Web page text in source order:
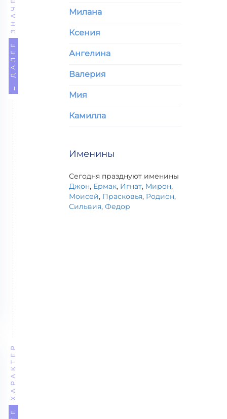
← ДАЛЕЕ
ХАРАКТЕР
Милана
Ксения
Ангелина
Валерия
Мия
Камилла
Именины
Сегодня празднуют именины
Джон, Ермак, Игнат, Мирон,
Моисей, Прасковья, Родион,
Сильвия, Федор